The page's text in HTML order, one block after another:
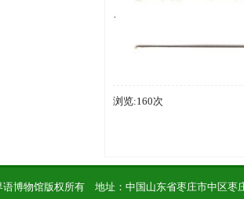
浏览:160次
博物馆版权所有 地址：中国山东省枣庄市中区